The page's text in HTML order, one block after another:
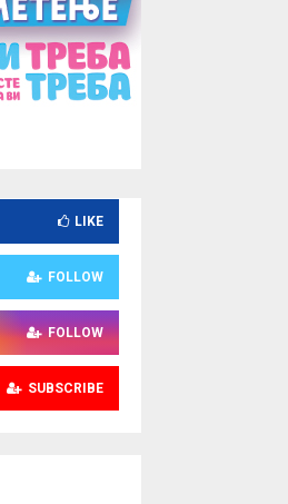
LIKE
FOLLOW
FOLLOW
SUBSCRIBE